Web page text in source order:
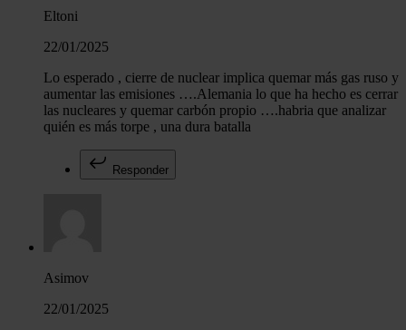
Eltoni
22/01/2025
Lo esperado , cierre de nuclear implica quemar más gas ruso y
aumentar las emisiones ….Alemania lo que ha hecho es cerrar
las nucleares y quemar carbón propio ….habria que analizar
quién es más torpe , una dura batalla
Responder
Asimov
22/01/2025